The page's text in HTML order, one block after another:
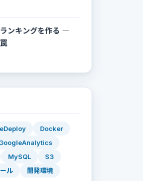
ンキングを作る ―
Docker
MySQL
S3
ル 開発環境